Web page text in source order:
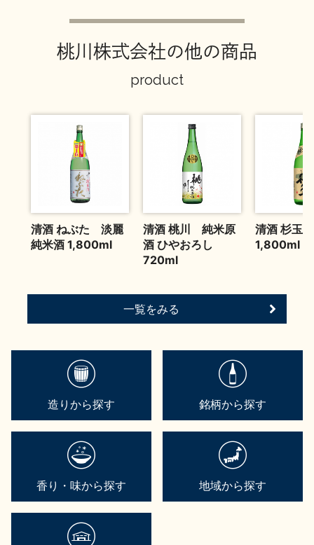
桃川株式会社の他の商品
product
清酒 ねぶた 淡麗
純米酒 1,800ml
清酒 桃川 純米原
酒 ひやおろし
720ml
清酒 杉玉
1,800ml
一覧をみる
造りから探す 銘柄から探す
香り・味から探す 地域から探す